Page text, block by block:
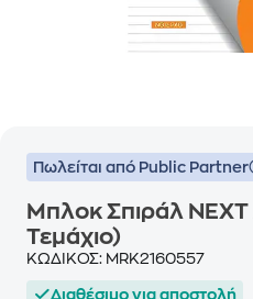
Πωλείται από Public Partner
Μπλοκ Σπιράλ NEXT
Τεμάχιο)
ΚΩΔΙΚΟΣ: MRK2160557
Διαθέσιμο για αποστολή